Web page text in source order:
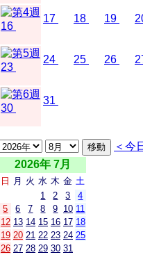
16
17 18 19
23
24 25 26
30
31
＜今
2026年 7月
日 月 火 水 木 金 土
1
2 3
4
5
6 7 8 9 10 11
12 13 14 15 16 17 18
19 20 21 22 23 24 25
26 27 28 29 30 31